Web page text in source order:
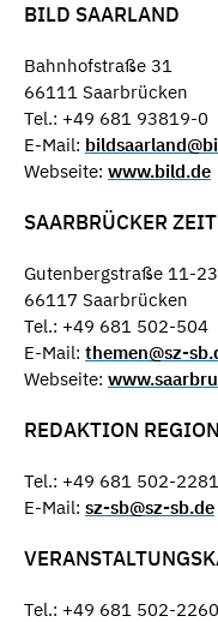
BILD SAARLAND
Bahnhofstraße 31
66111 Saarbrücken
Tel.: +49 681 93819-0
E-Mail:
Webseite: www.bild.de
SAARBRÜCKER
Gutenbergstraße 11-23
66117 Saarbrücken
Tel.: +49 681 502-504
E-Mail: themen@sz-
Webseite:
REDAKTION
Tel.: +49 681 502-2281
E-Mail: sz-sb@sz-sb.de
Tel.: +49 681 502-2260